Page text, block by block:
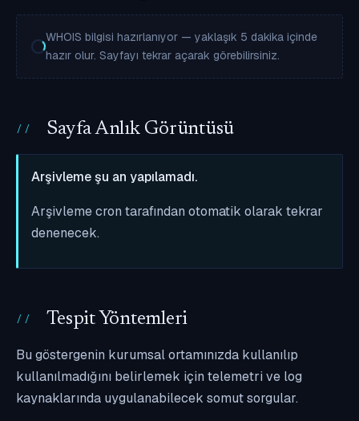
WHOIS bilgisi hazırlanıyor — yaklaşık 5 dakika içinde
hazır olur. Sayfayı tekrar açarak görebilirsiniz.
Sayfa Anlık Görüntüsü
Arşivleme şu an yapılamadı.
Arşivleme cron tarafından otomatik olarak tekrar
denenecek.
Tespit Yöntemleri
Bu göstergenin kurumsal ortamınızda kullanılıp
kullanılmadığını belirlemek için telemetri ve log
kaynaklarında uygulanabilecek somut sorgular.